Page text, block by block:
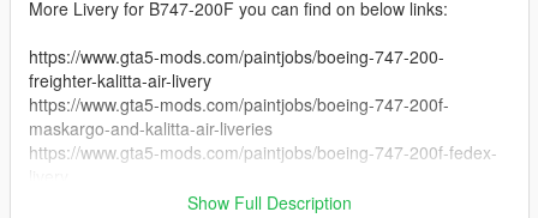
More Livery for B747-200F you can find on below links:
https://www.gta5-mods.com/paintjobs/boeing-747-200-
freighter-kalitta-air-livery
https://www.gta5-mods.com/paintjobs/boeing-747-200f-
maskargo-and-kalitta-air-liveries
https://www.gta5-mods.com/paintjobs/boeing-747-200f-fedex-
https://www.gta5-mods.com/paintjobs/boeing-747-200f-
Show Full Description